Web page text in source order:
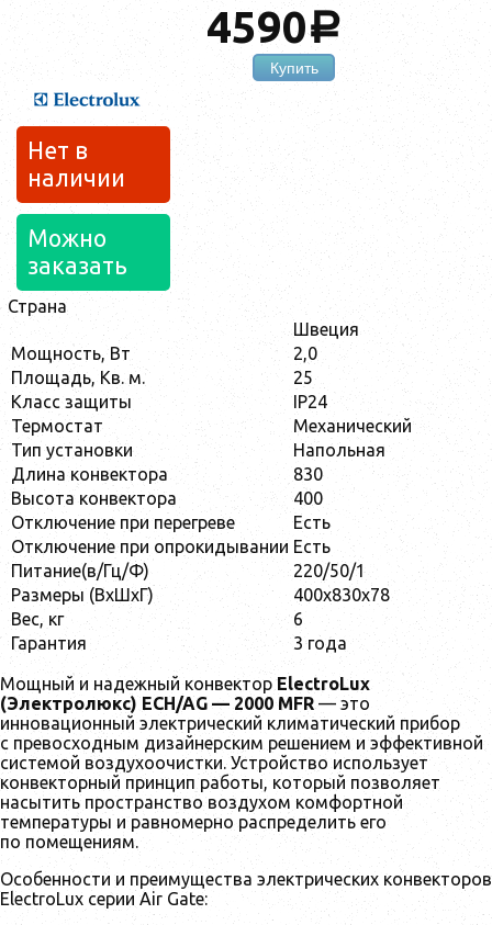
4590a
Купить
Нет в
наличии
Можно
заказать
Страна
Швеция
Mощность, Вт
2,0
Площадь, Кв. м.
25
Класс защиты
IP24
Термостат
Механический
Тип установки
Напольная
Длина конвектора
830
Высота конвектора
400
Отключение при перегреве
Есть
Отключение при опрокидывании Есть
Питание(в/Гц/Ф)
220/50/1
Размеры (ВхШхГ)
400x830x78
Вес, кг
6
Гарантия
3 года
Мощный и надежный конвектор ElectroLux
(Электролюкс) ECH/AG — 2000 MFR — это
инновационный электрический климатический прибор
с превосходным дизайнерским решением и эффективной
системой воздухоочистки. Устройство использует
конвекторный принцип работы, который позволяет
насытить пространство воздухом комфортной
температуры и равномерно распределить его
по помещениям.
Особенности и преимущества электрических конвекторов
ElectroLux серии Air Gate: